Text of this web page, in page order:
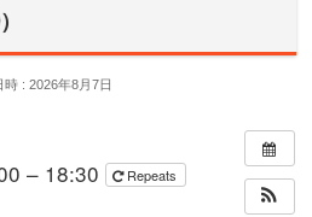
時 : 2026年8月7日
– 18:30 Repeats